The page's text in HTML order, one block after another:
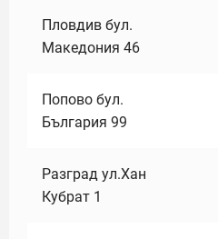
Пловдив бул.
Македония 46
Попово бул.
България 99
Разград ул.Хан
Кубрат 1